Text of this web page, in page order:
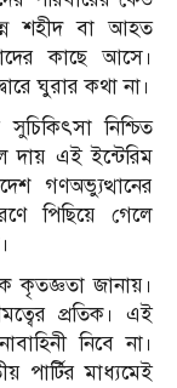
শহীদ বা আহত
কাছে আসে।
ঘুরার কথা না।
নিশ্চিত
এই ইন্টেরিম
গণঅভ্যুত্থানের
পিছিয়ে গেলে
কৃতজ্ঞতা জানায়।
প্রতিক। এই
নিবে না।
পার্টির মাধ্যমেই